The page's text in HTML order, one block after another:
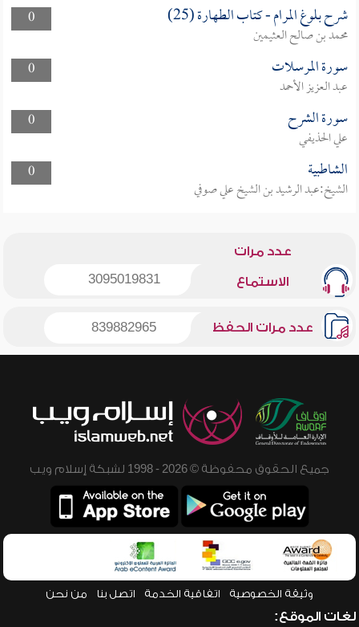
0
شرح بلوغ المرام - كتاب الطهارة (25)
محمد بن صالح العثيمين
0
سورة المرسلات
عبد العزيز الأحمد
0
سورة الشرح
علي الحذيفي
0
الشاطبية
الشيخ:عبد الرشيد بن الشيخ علي صوفي
عدد مرات
الاستماع 3095019831
عدد مرات الحفظ 839882965
جميع الحقوق محفوظة © 2026 - 1998 لشبكة إسلام ويب
وثيقة الخصوصية اتفاقية الخدمة اتصل بنا من نحن
لغات الموقع: